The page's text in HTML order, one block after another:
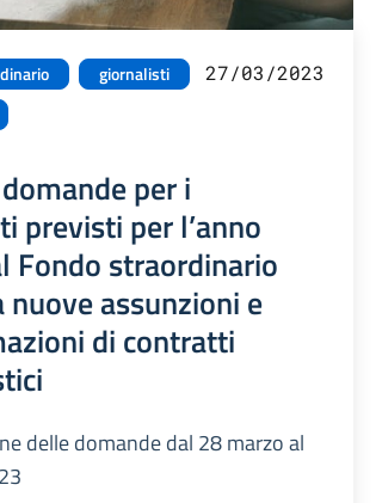
giornalisti
27/03/2023
per i
previsti per l’anno
Fondo straordinario
assunzioni e
di contratti
delle domande dal 28 marzo al